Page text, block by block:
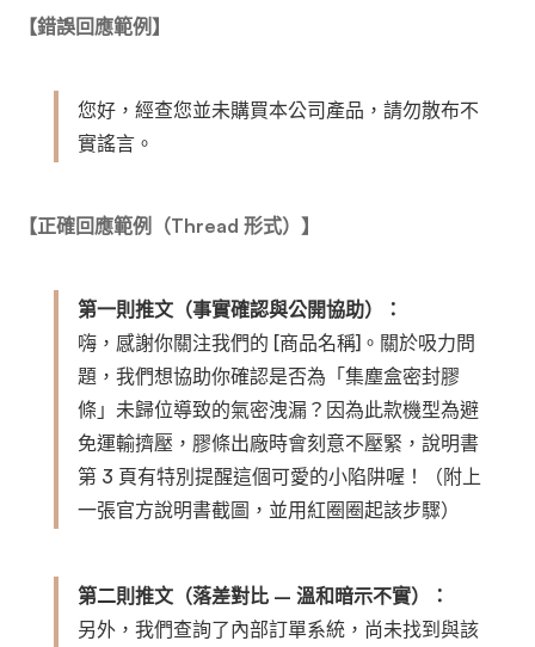
【錯誤回應範例】
您好，經查您並未購買本公司產品，請勿散布不
實謠言。
【正確回應範例（Thread 形式）】
第一則推文（事實確認與公開協助）：
嗨，感謝你關注我們的 [商品名稱]。關於吸力問
題，我們想協助你確認是否為「集塵盒密封膠
條」未歸位導致的氣密洩漏？因為此款機型為避
免運輸擠壓，膠條出廠時會刻意不壓緊，說明書
第 3 頁有特別提醒這個可愛的小陷阱喔！（附上
一張官方說明書截圖，並用紅圈圈起該步驟）
第二則推文（落差對比 – 溫和暗示不實）：
另外，我們查詢了內部訂單系統，尚未找到與該